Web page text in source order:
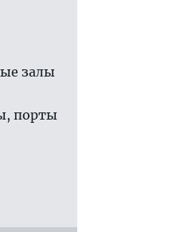
залы
порты